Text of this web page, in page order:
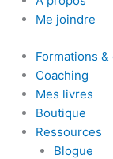
Me joindre
Formations
Coaching
Mes livres
Boutique
Ressources
Blogue